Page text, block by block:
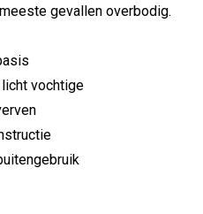
gevallen overbodig.
vochtige